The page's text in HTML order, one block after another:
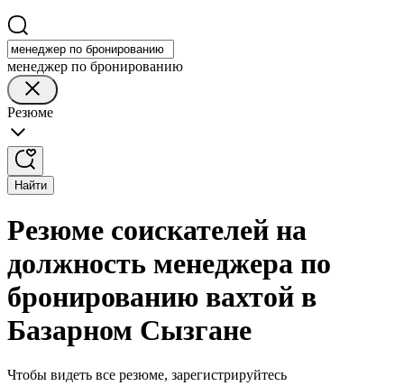
менеджер по бронированию
Резюме
Найти
Резюме соискателей на
должность менеджера по
бронированию вахтой в
Базарном Сызгане
Чтобы видеть все резюме, зарегистрируйтесь